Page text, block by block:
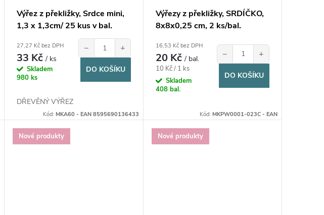
Výřez z překližky, Srdce mini,
1,3 x 1,3cm/ 25 kus v bal.
27,27 Kč bez DPH
33 Kč/ ks
Skladem
980 ks
− +
DO KOŠÍKU
DŘEVĚNÝ VÝŘEZ
Kód: MKA60 - EAN 8595690136433
Výřezy z překližky, SRDÍČKO,
8x8x0,25 cm, 2 ks/bal.
16,53 Kč bez DPH
20 Kč/ bal.
Měrná
cena:
10 Kč / 1 ks
Skladem
408 bal.
− +
DO KOŠÍKU
Kód: MKPW0001-023C - EAN
Nové produkty Nové produkty